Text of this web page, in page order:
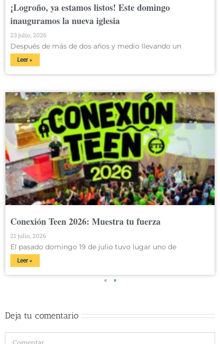
¡Logroño, ya estamos listos! Este domingo
inauguramos la nueva iglesia
23 julio, 2026
Después de más de dos años y medio llevando un
Leer »
Conexión Teen 2026: Muestra tu fuerza
21 julio, 2026
El pasado domingo 19 de julio tuvo lugar uno de
Leer »
« »
Deja tu comentario